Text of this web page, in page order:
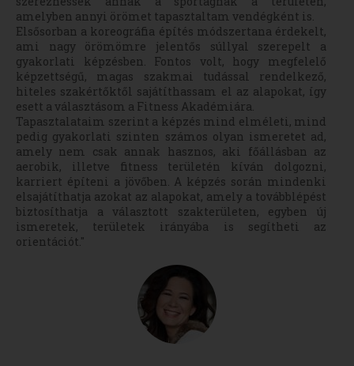
amelyben annyi örömet tapasztaltam vendégként is.
Elsősorban a koreográfia építés módszertana érdekelt,
ami nagy örömömre jelentős súllyal szerepelt a
gyakorlati képzésben. Fontos volt, hogy megfelelő
képzettségű, magas szakmai tudással rendelkező,
hiteles szakértőktől sajátíthassam el az alapokat, így
esett a választásom a Fitness Akadémiára.
Tapasztalataim szerint a képzés mind elméleti, mind
pedig gyakorlati szinten számos olyan ismeretet ad,
amely nem csak annak hasznos, aki főállásban az
aerobik, illetve fitness területén kíván dolgozni,
karriert építeni a jövőben. A képzés során mindenki
elsajátíthatja azokat az alapokat, amely a továbblépést
biztosíthatja a választott szakterületen, egyben új
ismeretek, területek irányába is segítheti az
orientációt."